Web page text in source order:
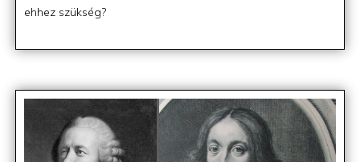
ehhez szükség?